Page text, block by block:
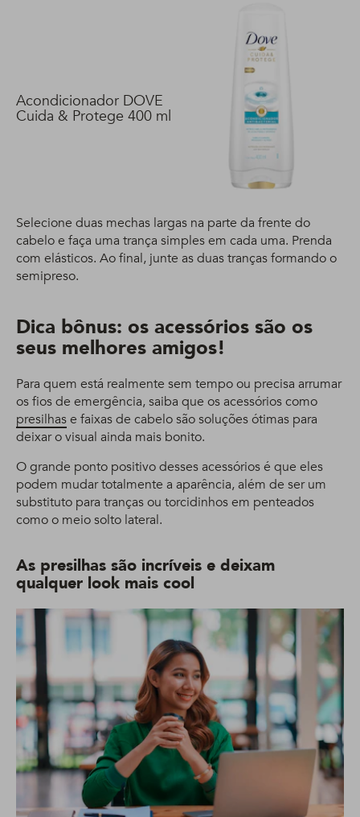
Acondicionador DOVE
Cuida & Protege 400 ml
Selecione duas mechas largas na parte da frente do
cabelo e faça uma trança simples em cada uma. Prenda
com elásticos. Ao final, junte as duas tranças formando o
semipreso.
Dica bônus: os acessórios são os
seus melhores amigos!
Para quem está realmente sem tempo ou precisa arrumar
os fios de emergência, saiba que os acessórios como
presilhase faixas de cabelo são soluções ótimas para
deixar o visual ainda mais bonito.
O grande ponto positivo desses acessórios é que eles
podem mudar totalmente a aparência, além de ser um
substituto para tranças ou torcidinhos em penteados
como o meio solto lateral.
As presilhas são incríveis e deixam
qualquer look mais cool